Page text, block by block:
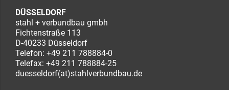
DÜSSELDORF
stahl + verbundbau gmbh
Fichtenstraße 113
D-40233 Düsseldorf
Telefon: +49 211 788884-0
Telefax: +49 211 788884-25
duesseldorf(at)stahlverbundbau.de